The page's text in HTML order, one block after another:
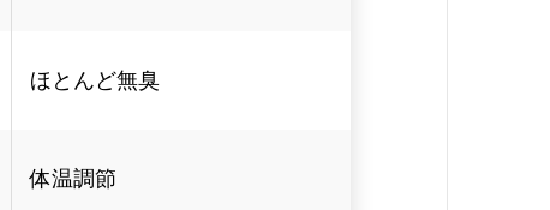
ほとんど無臭
体温調節